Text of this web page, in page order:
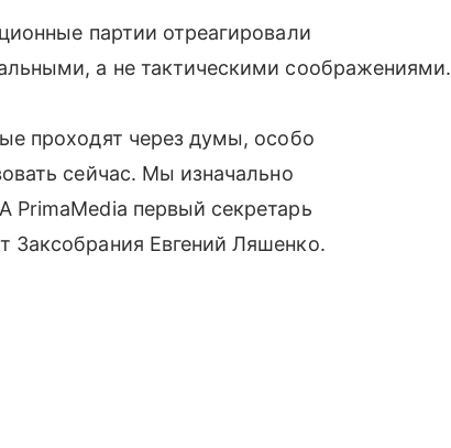
партии отреагировали
а не тактическими соображениями.
проходят через думы, особо
сейчас. Мы изначально
первый секретарь
Заксобрания Евгений Ляшенко.